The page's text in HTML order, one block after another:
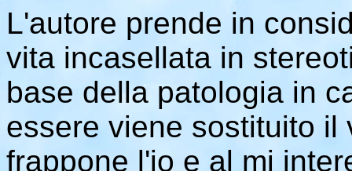
L'autore prende in
vita incasellata in
base della patologia in
essere viene sostituito
frappone l'io e al mi